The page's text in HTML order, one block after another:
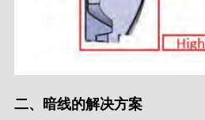
二、暗线的解决方案